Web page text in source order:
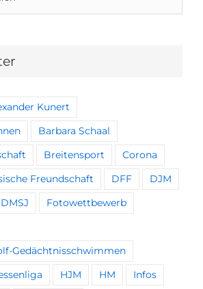
Kunert
Barbara Schaal
Breitensport Corona
Freundschaft DFF DJM
DMSJ Fotowettbewerb
Gedächtnisschwimmen
HJM HM Infos